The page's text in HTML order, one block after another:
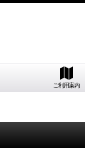
ご利用案内